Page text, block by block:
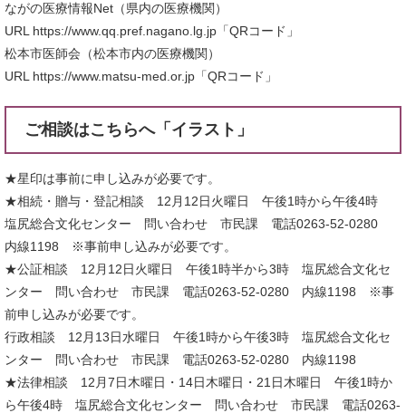
ながの医療情報Net（県内の医療機関）
URL https://www.qq.pref.nagano.lg.jp「QRコード」
松本市医師会（松本市内の医療機関）
URL https://www.matsu-med.or.jp「QRコード」
ご相談はこちらへ「イラスト」
★星印は事前に申し込みが必要です。
★相続・贈与・登記相談 12月12日火曜日 午後1時から午後4時
塩尻総合文化センター 問い合わせ 市民課 電話0263-52-0280
内線1198 ※事前申し込みが必要です。
★公証相談 12月12日火曜日 午後1時半から3時 塩尻総合文化セ
ンター 問い合わせ 市民課 電話0263-52-0280 内線1198 ※事
前申し込みが必要です。
行政相談 12月13日水曜日 午後1時から午後3時 塩尻総合文化セ
ンター 問い合わせ 市民課 電話0263-52-0280 内線1198
★法律相談 12月7日木曜日・14日木曜日・21日木曜日 午後1時か
ら午後4時 塩尻総合文化センター 問い合わせ 市民課 電話0263-